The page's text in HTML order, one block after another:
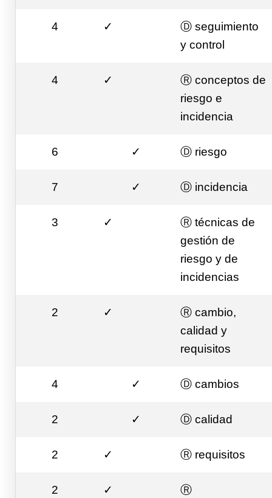
4 ✓
Ⓓ seguimiento
y control
4 ✓
Ⓡ conceptos de
riesgo e
incidencia
6 ✓ Ⓓ riesgo
7 ✓ Ⓓ incidencia
3 ✓
Ⓡ técnicas de
gestión de
riesgo y de
incidencias
2 ✓
Ⓡ cambio,
calidad y
requisitos
4 ✓ Ⓓ cambios
2 ✓ Ⓓ calidad
2 ✓ Ⓡ requisitos
2 ✓
Ⓡ